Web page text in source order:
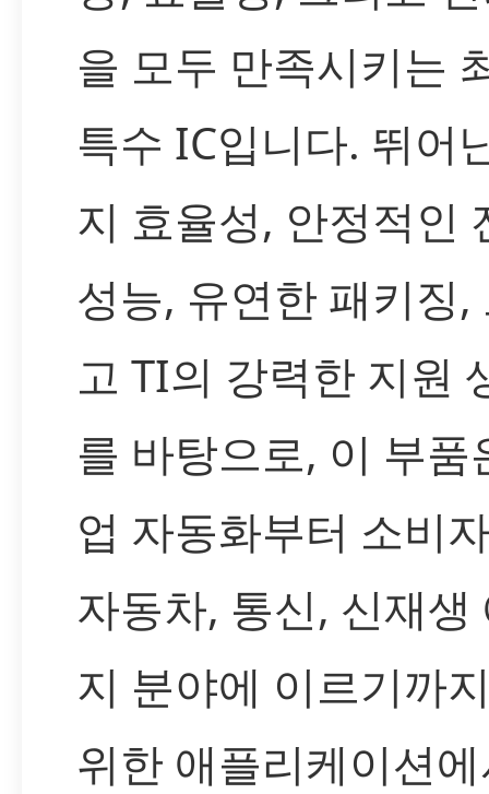
을 모두 만족시키는
특수 IC입니다. 뛰어
지 효율성, 안정적인
성능, 유연한 패키징,
고 TI의 강력한 지원
를 바탕으로, 이 부품
업 자동화부터 소비
자동차, 통신, 신재생
지 분야에 이르기까
위한 애플리케이션